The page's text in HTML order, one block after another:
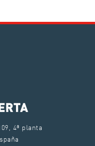
4ª planta